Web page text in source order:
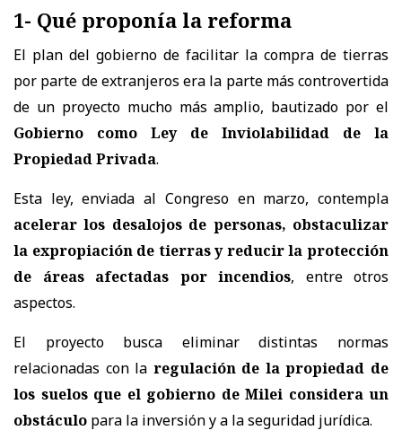
1- Qué proponía la reforma
El plan del gobierno de facilitar la compra de tierras
por parte de extranjeros era la parte más controvertida
de un proyecto mucho más amplio, bautizado por el
Gobierno como Ley de Inviolabilidad de la
Propiedad Privada.
Esta ley, enviada al Congreso en marzo, contempla
acelerar los desalojos de personas, obstaculizar
la expropiación de tierras y reducir la protección
de áreas afectadas por incendios, entre otros
aspectos.
El proyecto busca eliminar distintas normas
relacionadas con la regulación de la propiedad de
los suelos que el gobierno de Milei considera un
obstáculo para la inversión y a la seguridad jurídica.